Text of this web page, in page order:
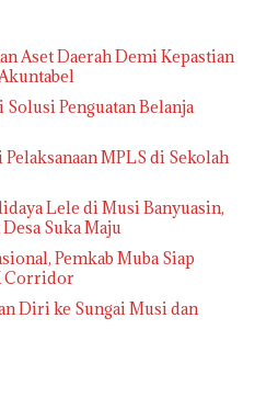
Aset Daerah Demi Kepastian
Penguatan Belanja
MPLS di Sekolah
Lele di Musi Banyuasin,
Suka Maju
Pemkab Muba Siap
Corridor
Diri ke Sungai Musi dan